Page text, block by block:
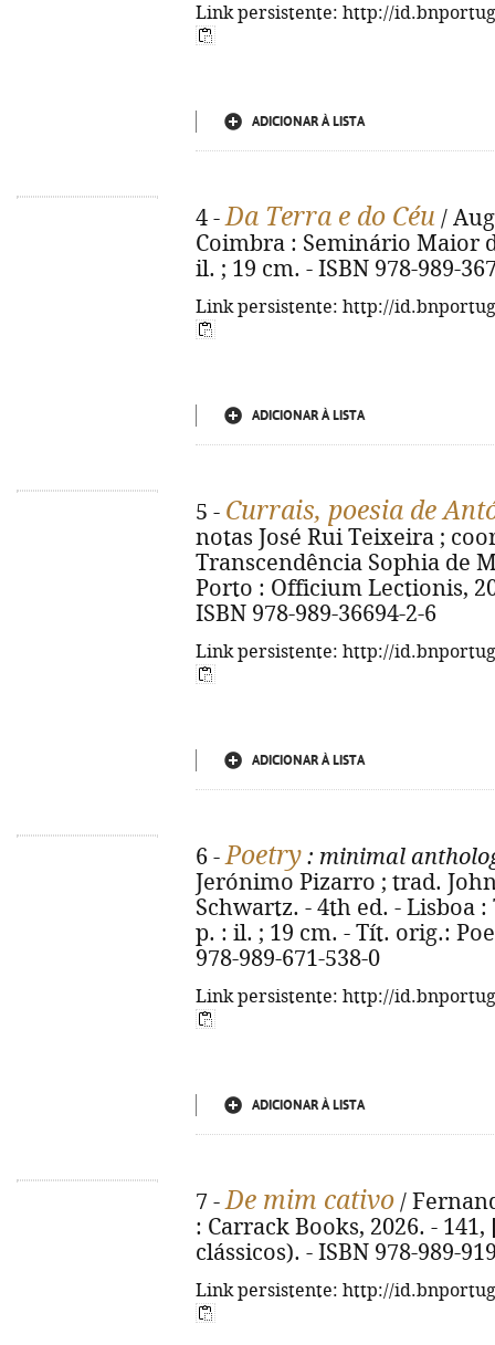
Link persistente: http://
ADICIONAR À LISTA
4 -Da Terra e do Céu /
Coimbra : Seminário Maior
il. ; 19 cm. - ISBN 978-989-
Link persistente: http://
ADICIONAR À LISTA
5 - Currais, poesia de
notas José Rui Teixeira ;
Transcendência Sophia de
Porto : Officium Lectionis,
ISBN 978-989-36694-2-6
Link persistente: http://
ADICIONAR À LISTA
6 -Poetry : minimal
Jerónimo Pizarro ; trad.
Schwartz. - 4th ed. - Lisboa
p. : il. ; 19 cm. - Tít. orig.:
978-989-671-538-0
Link persistente: http://
ADICIONAR À LISTA
7 -De mim cativo /
: Carrack Books, 2026. -
clássicos). - ISBN 978-989-
Link persistente: http://